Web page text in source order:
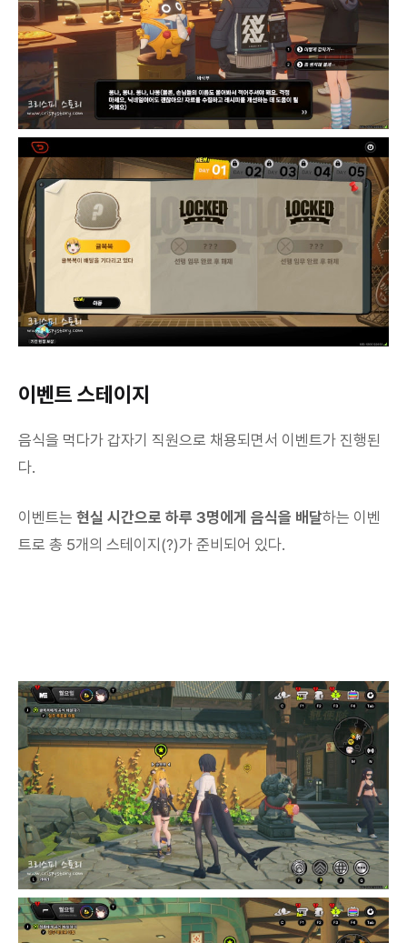
이벤트 스테이지
음식을 먹다가 갑자기 직원으로 채용되면서 이벤트가 진행된
다.
이벤트는 현실 시간으로 하루 3명에게 음식을 배달하는 이벤
트로 총 5개의 스테이지(?)가 준비되어 있다.